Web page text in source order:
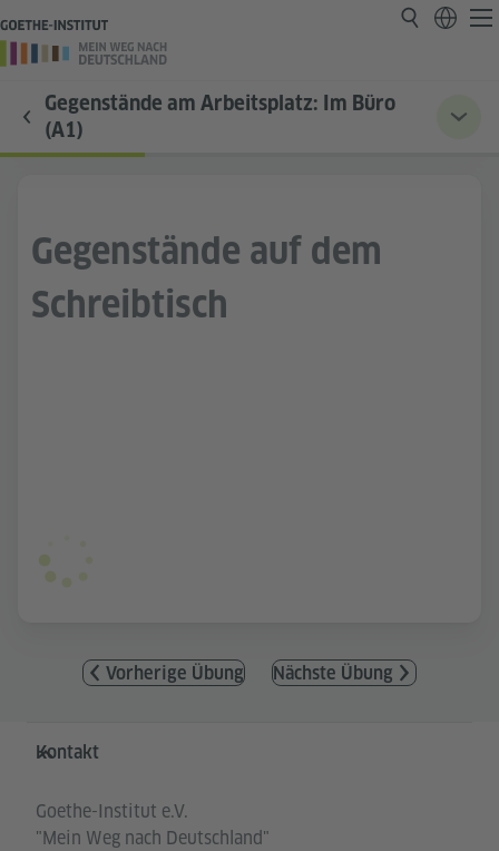
Gegenstände am Arbeitsplatz: Im Büro
(A1)
Gegenstände auf dem
Schreibtisch
Vorherige Übung Nächste Übung
Service- und Informationsbereich
Kontakt
Goethe-Institut e.V.
"Mein Weg nach Deutschland"